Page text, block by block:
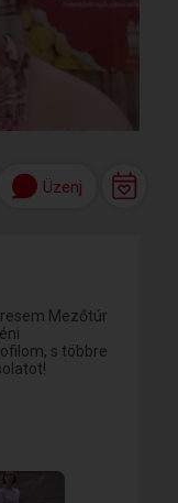
Üzenj
Mezőtúr
s többre